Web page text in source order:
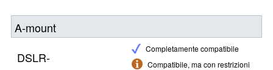
A-mount
Completamente compatibile
Compatibile, ma con restrizioni
DSLR-